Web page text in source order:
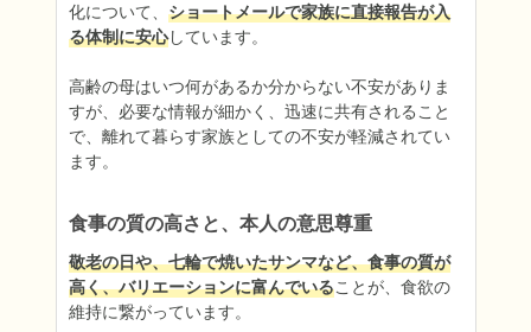
化について、 ショートメールで家族に直接報告が入
る体制に安心しています。
高齢の母はいつ何があるか分からない不安がありま
すが、必要な情報が細かく、迅速に共有されること
で、離れて暮らす家族としての不安が軽減されてい
ます。
食事の質の高さと、本人の意思尊重
敬老の日や、七輪で焼いたサンマなど、食事の質が
高く、バリエーションに富んでいることが、食欲の
維持に繋がっています。